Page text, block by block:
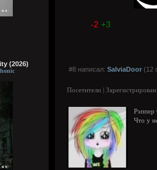
(2026)
-2 +3
#8 написал: SalviaDoor (12
Посетители |
Рэппер
Что у